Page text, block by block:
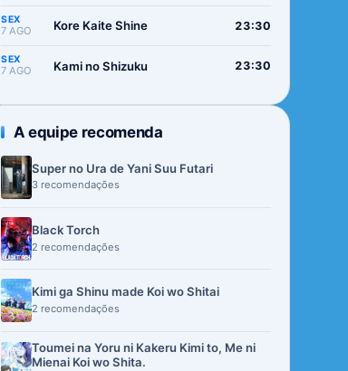
SEX
7 AGO Kore Kaite Shine 23:30
SEX
7 AGO Kami no Shizuku 23:30
A equipe recomenda
Super no Ura de Yani Suu Futari
3 recomendações
Black Torch
2 recomendações
Kimi ga Shinu made Koi wo Shitai
2 recomendações
Toumei na Yoru ni Kakeru Kimi to, Me ni
Mienai Koi wo Shita.